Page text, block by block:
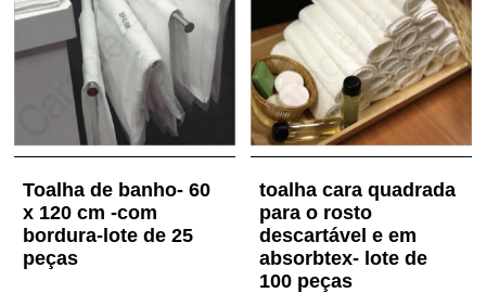
Toalha de banho- 60
x 120 cm -com
bordura-lote de 25
peças
toalha cara quadrada
para o rosto
descartável e em
absorbtex- lote de
100 peças